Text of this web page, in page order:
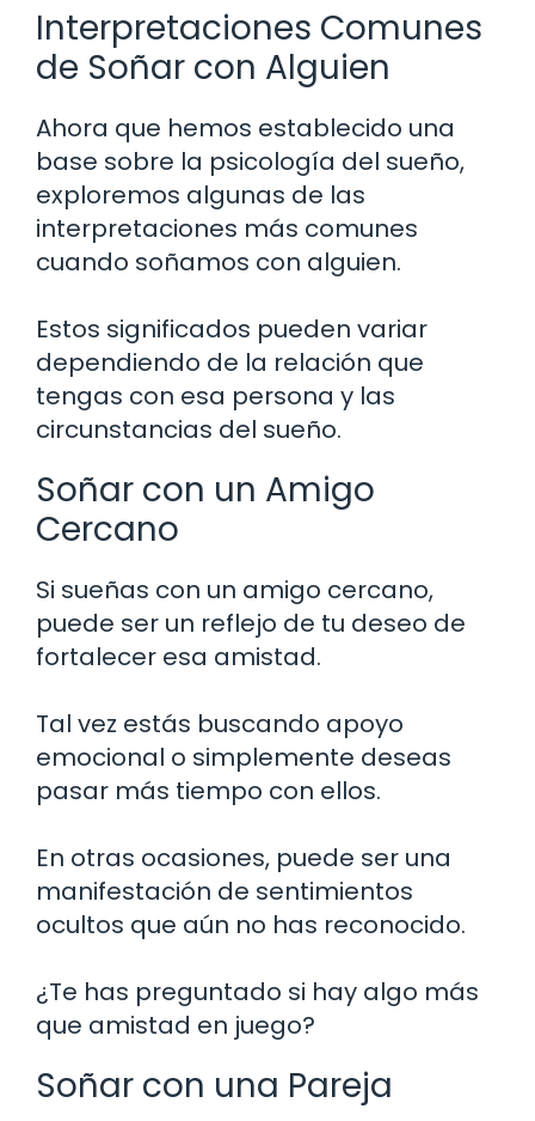
Interpretaciones Comunes
de Soñar con Alguien
Ahora que hemos establecido una
base sobre la psicología del sueño,
exploremos algunas de las
interpretaciones más comunes
cuando soñamos con alguien.
Estos significados pueden variar
dependiendo de la relación que
tengas con esa persona y las
circunstancias del sueño.
Soñar con un Amigo
Cercano
Si sueñas con un amigo cercano,
puede ser un reflejo de tu deseo de
fortalecer esa amistad.
Tal vez estás buscando apoyo
emocional o simplemente deseas
pasar más tiempo con ellos.
En otras ocasiones, puede ser una
manifestación de sentimientos
ocultos que aún no has reconocido.
¿Te has preguntado si hay algo más
que amistad en juego?
Soñar con una Pareja